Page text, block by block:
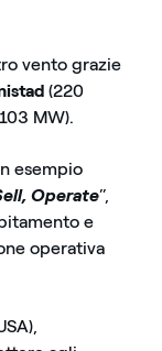
vento grazie
(220
MW).
esempio
Operate”,
e
operativa